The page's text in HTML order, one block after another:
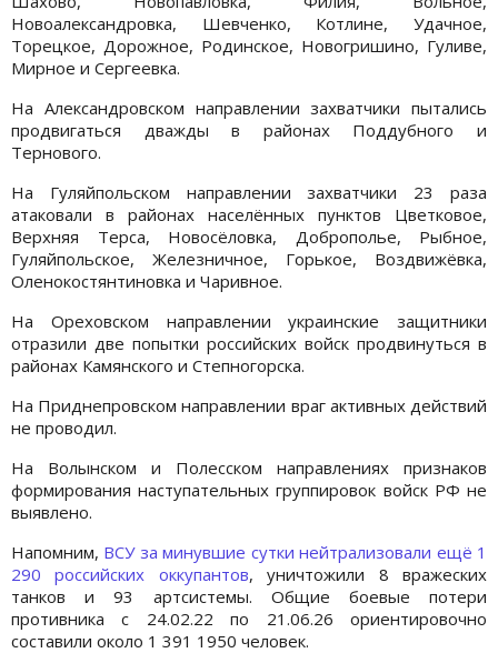
Новоалександровка, Шевченко, Котлине, Удачное,
Торецкое, Дорожное, Родинское, Новогришино, Гуливе,
Мирное и Сергеевка.
На Александровском направлении захватчики пытались
продвигаться дважды в районах Поддубного и
Тернового.
На Гуляйпольском направлении захватчики 23 раза
атаковали в районах населённых пунктов Цветковое,
Верхняя Терса, Новосёловка, Доброполье, Рыбное,
Гуляйпольское, Железничное, Горькое, Воздвижёвка,
Оленокостянтиновка и Чаривное.
На Ореховском направлении украинские защитники
отразили две попытки российских войск продвинуться в
районах Камянского и Степногорска.
На Приднепровском направлении враг активных действий
не проводил.
На Волынском и Полесском направлениях признаков
формирования наступательных группировок войск РФ не
выявлено.
Напомним, ВСУ за минувшие сутки нейтрализовали ещё 1
290 российских оккупантов, уничтожили 8 вражеских
танков и 93 артсистемы. Общие боевые потери
противника с 24.02.22 по 21.06.26 ориентировочно
составили около 1 391 1950 человек.